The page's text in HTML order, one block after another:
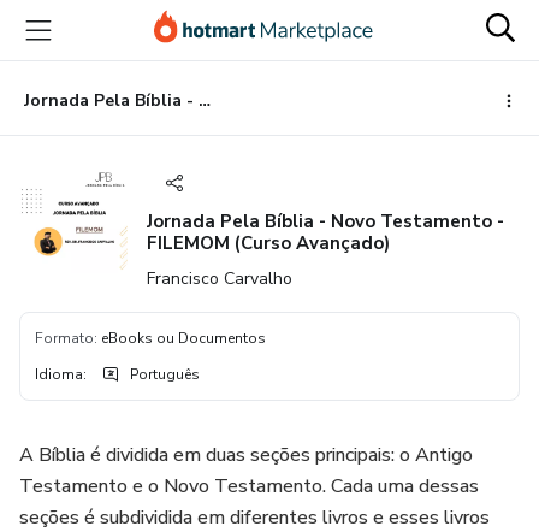
para
conteúdo
principal
para
pagamento
para
rodapé
Jornada Pela Bíblia - Novo Testamento - FILEMOM (Curso Avançado)
Jornada Pela Bíblia - Novo Testamento -
FILEMOM (Curso Avançado)
Francisco Carvalho
Formato: eBooks ou Documentos
Idioma: Português
A Bíblia é dividida em duas seções principais: o Antigo
Testamento e o Novo Testamento. Cada uma dessas
seções é subdividida em diferentes livros e esses livros